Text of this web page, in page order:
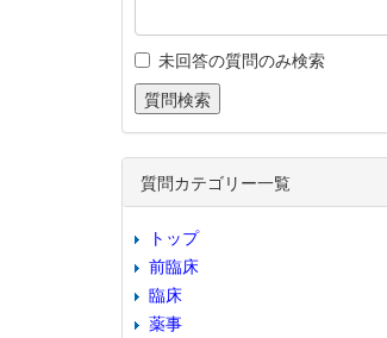
未回答の質問のみ検索
質問カテゴリー一覧
トップ
前臨床
臨床
薬事